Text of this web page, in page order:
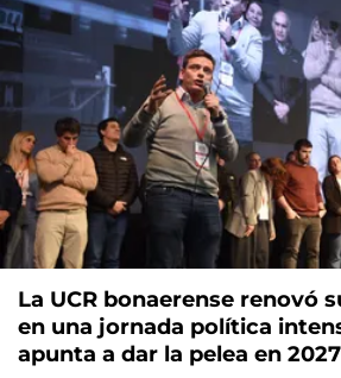
La UCR bonaerense renovó
en una jornada política
apunta a dar la pelea en 2027